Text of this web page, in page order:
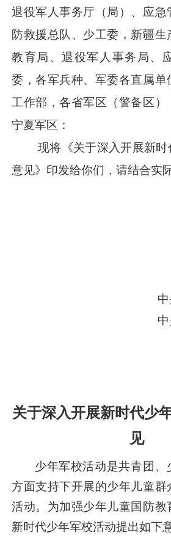
退役军人事务厅（局）、应急
防救援总队、少工委，新疆生
教育局、退役军人事务局、
委，各军兵种、军委各直属单
工作部，各省军区（警备区）
宁夏军区：
现将《关于深入开展新
意见》印发给你们，请结合实
关于深入开展新时代少
见
少年军校活动是共青团、
方面支持下开展的少年儿童群
活动。为加强少年儿童国防教
新时代少年军校活动提出如下